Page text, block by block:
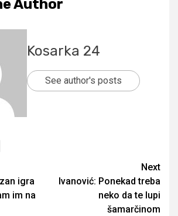
Author
Kosarka 24
See author's posts
igra
im na
Next
Ivanović: Ponekad treba
neko da te lupi
šamarčinom